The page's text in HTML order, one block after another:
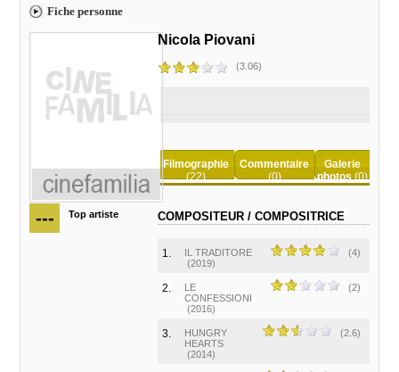
Fiche personne
--- Top artiste
Nicola Piovani
(3.06)
Filmographie
(22)
Commentaire
(0)
Galerie
photos(0)
COMPOSITEUR / COMPOSITRICE
1.
IL TRADITORE
(2019)
(4)
2.
LE
CONFESSIONI
(2016)
(2)
3.
HUNGRY
HEARTS
(2014)
(2.6)